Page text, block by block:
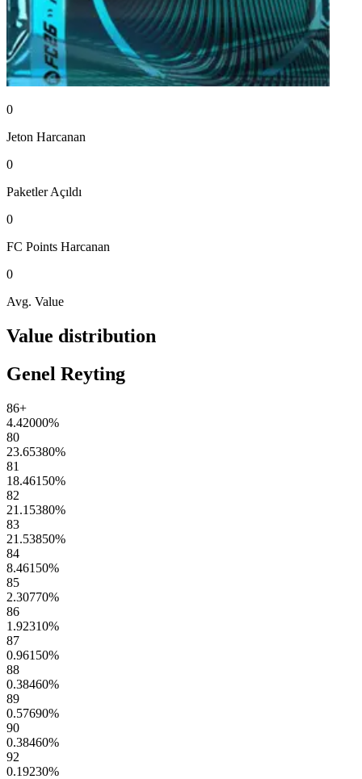
0
Jeton Harcanan
0
Paketler Açıldı
0
FC Points Harcanan
0
Avg. Value
Value distribution
Genel Reyting
86+
4.42000%
80
23.65380%
81
18.46150%
82
21.15380%
83
21.53850%
84
8.46150%
85
2.30770%
86
1.92310%
87
0.96150%
88
0.38460%
89
0.57690%
90
0.38460%
92
0.19230%